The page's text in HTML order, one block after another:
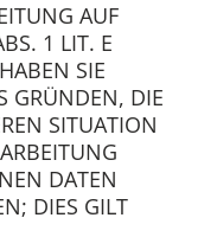
AUF
1 LIT. E
SIE
GRÜNDEN, DIE
SITUATION
DATEN
DIES GILT